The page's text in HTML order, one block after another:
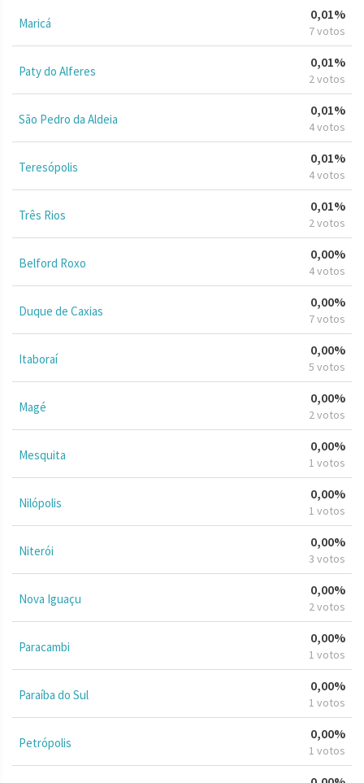
Maricá
0,01%
7 votos
Paty do Alferes
0,01%
2 votos
São Pedro da Aldeia
0,01%
4 votos
Teresópolis
0,01%
4 votos
Três Rios
0,01%
2 votos
Belford Roxo
0,00%
4 votos
Duque de Caxias
0,00%
7 votos
Itaboraí
0,00%
5 votos
Magé
0,00%
2 votos
Mesquita
0,00%
1 votos
Nilópolis
0,00%
1 votos
Niterói
0,00%
3 votos
Nova Iguaçu
0,00%
2 votos
Paracambi
0,00%
1 votos
Paraíba do Sul
0,00%
1 votos
Petrópolis
0,00%
1 votos